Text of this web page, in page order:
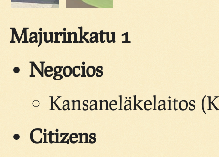
Majurinkatu 1
Negocios
Kansaneläkelaitos
Citizens